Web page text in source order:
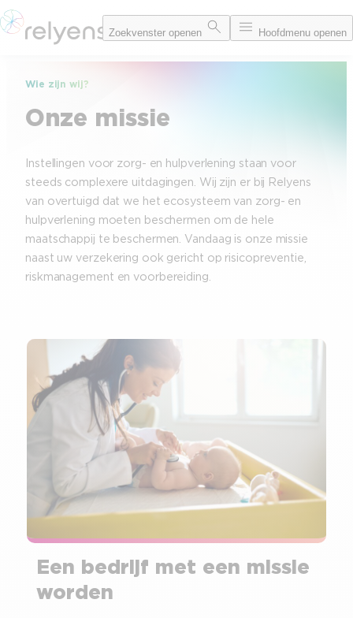
Spring
naar
Zoekvenster openen Hoofdmenu openen
Wie zijn wij?
Onze missie
Instellingen voor zorg- en hulpverlening staan voor
steeds complexere uitdagingen. Wij zijn er bij Relyens
van overtuigd dat we het ecosysteem van zorg- en
hulpverlening moeten beschermen om de hele
maatschappij te beschermen. Vandaag is onze missie
naast uw verzekering ook gericht op risicopreventie,
riskmanagement en voorbereiding.
Een bedrijf met een missie
worden